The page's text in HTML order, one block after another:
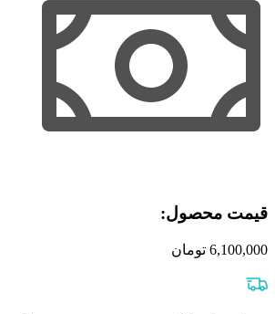
قیمت محصول:​
6,100,000 تومان